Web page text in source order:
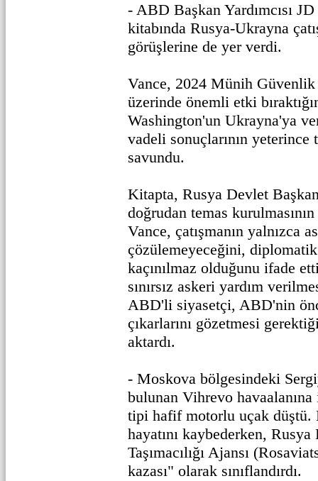
- ABD Başkan Yardımcısı JD
kitabında Rusya-Ukrayna
görüşlerine de yer verdi.
Vance, 2024 Münih Güvenlik
üzerinde önemli etki
Washington'un Ukrayna'ya
vadeli sonuçlarının yeterince
savundu.
Kitapta, Rusya Devlet
doğrudan temas
Vance, çatışmanın yalnızca
çözülemeyeceğini,
kaçınılmaz olduğunu ifade
sınırsız askeri yardım
ABD'li siyasetçi, ABD'nin
çıkarlarını gözetmesi
aktardı.
- Moskova bölgesindeki
bulunan Vihrevo havaalanına
tipi hafif motorlu uçak
hayatını kaybederken,
Taşımacılığı Ajansı
kazası" olarak sınıflandırdı.